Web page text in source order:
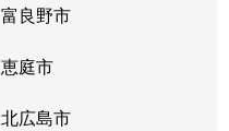
富良野市
恵庭市
北広島市